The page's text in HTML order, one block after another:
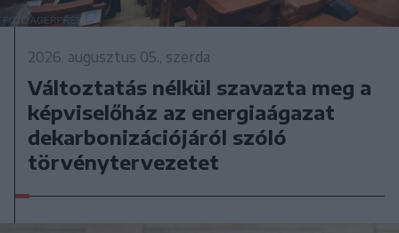
2026. augusztus 05., szerda
Változtatás nélkül szavazta meg a
képviselőház az energiaágazat
dekarbonizációjáról szóló
törvénytervezetet